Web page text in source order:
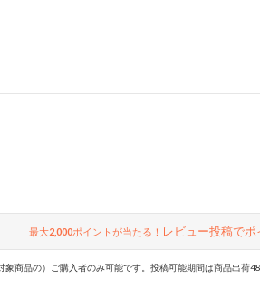
最大2,000ポイントが当たる！ レビュー投稿でポ
商品の）ご購入者のみ可能です。投稿可能期間は商品出荷